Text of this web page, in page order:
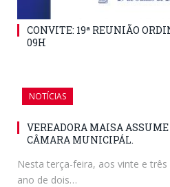
CONVITE: 19ª REUNIÃO
09H
NOTÍCIAS
VEREADORA MAISA
CÂMARA MUNICIPÁL.
Nesta terça-feira, aos vinte e
ano de dois…